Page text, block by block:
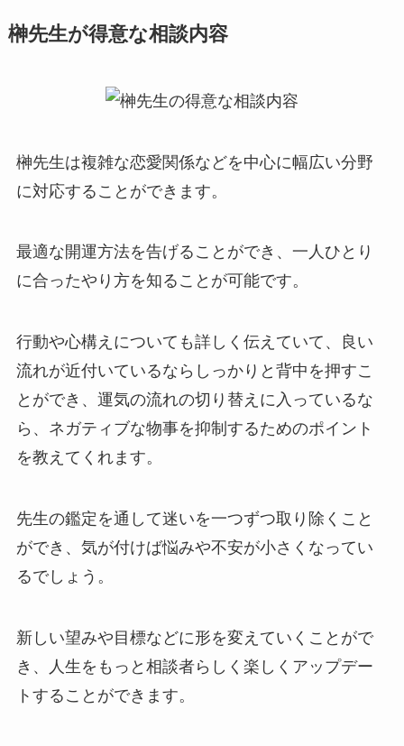
榊先生が得意な相談内容
榊先生は複雑な恋愛関係などを中心に幅広い分野
に対応することができます。
最適な開運方法を告げることができ、一人ひとり
に合ったやり方を知ることが可能です。
行動や心構えについても詳しく伝えていて、良い
流れが近付いているならしっかりと背中を押すこ
とができ、運気の流れの切り替えに入っているな
ら、ネガティブな物事を抑制するためのポイント
を教えてくれます。
先生の鑑定を通して迷いを一つずつ取り除くこと
ができ、気が付けば悩みや不安が小さくなってい
るでしょう。
新しい望みや目標などに形を変えていくことがで
き、人生をもっと相談者らしく楽しくアップデー
トすることができます。